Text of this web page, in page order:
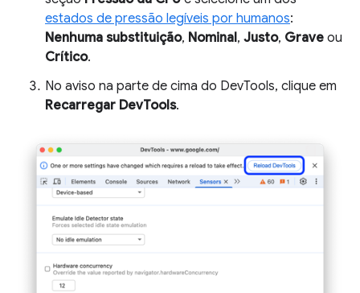
estados de pressão legíveis por humanos:
Nenhuma substituição, Nominal, Justo, Grave ou
Crítico.
No aviso na parte de cima do DevTools, clique em
Recarregar DevTools.